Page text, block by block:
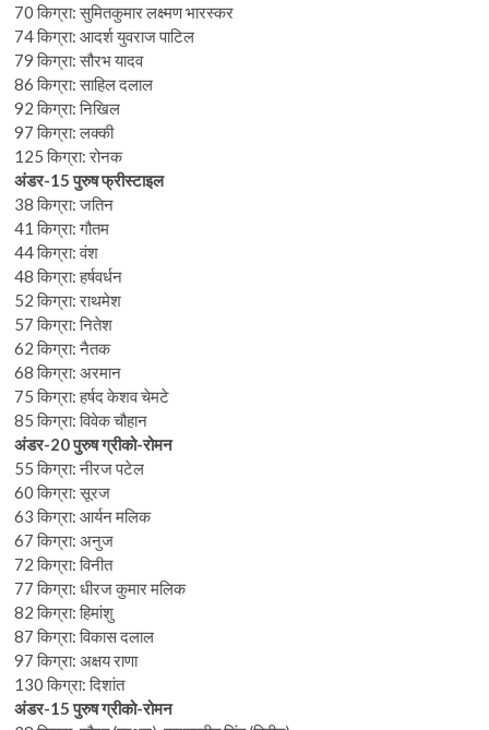
70 किग्रा: सुमितकुमार लक्ष्मण भारस्कर
74 किग्रा: आदर्श युवराज पाटिल
79 किग्रा: सौरभ यादव
86 किग्रा: साहिल दलाल
92 किग्रा: निखिल
97 किग्रा: लक्की
125 किग्रा: रोनक
अंडर-15 पुरुष फ्रीस्टाइल
38 किग्रा: जतिन
41 किग्रा: गौतम
44 किग्रा: वंश
48 किग्रा: हर्षवर्धन
52 किग्रा: राथमेश
57 किग्रा: नितेश
62 किग्रा: नैतक
68 किग्रा: अरमान
75 किग्रा: हर्षद केशव चेमटे
85 किग्रा: विवेक चौहान
अंडर-20 पुरुष ग्रीको-रोमन
55 किग्रा: नीरज पटेल
60 किग्रा: सूरज
63 किग्रा: आर्यन मलिक
67 किग्रा: अनुज
72 किग्रा: विनीत
77 किग्रा: धीरज कुमार मलिक
82 किग्रा: हिमांशु
87 किग्रा: विकास दलाल
97 किग्रा: अक्षय राणा
130 किग्रा: दिशांत
अंडर-15 पुरुष ग्रीको-रोमन